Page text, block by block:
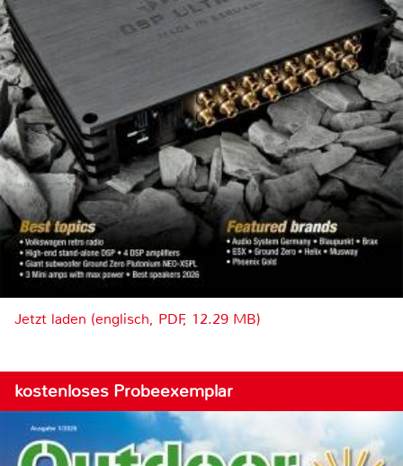
Jetzt laden (englisch, PDF, 12.29 MB)
kostenloses Probeexemplar